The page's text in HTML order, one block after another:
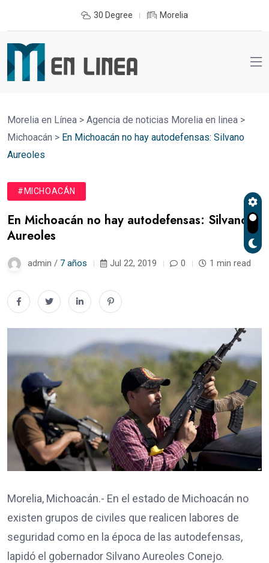
30 Degree Morelia
Morelia en Línea > Agencia de noticias Morelia en linea >
Michoacán > En Michoacán no hay autodefensas: Silvano
Aureoles
#MICHOACÁN
En Michoacán no hay autodefensas: Silvano
Aureoles
admin / 7 años Jul 22, 2019 0 1 min read
Morelia, Michoacán.- En el estado de Michoacán no
existen grupos de civiles que realicen labores de
seguridad como en la época de las autodefensas,
lapidó el gobernador Silvano Aureoles Conejo.